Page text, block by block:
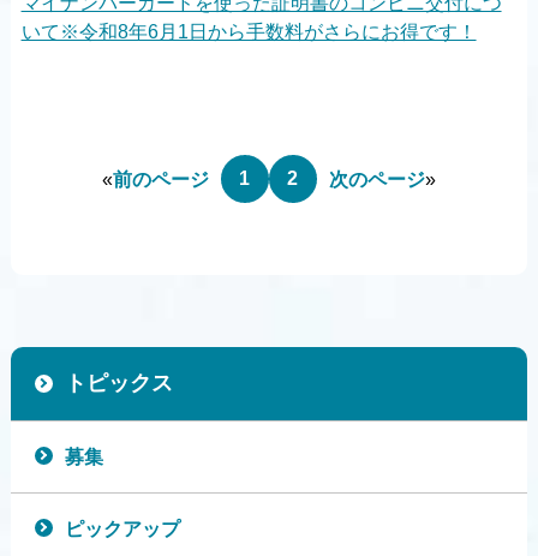
いて※令和8年6月1日から手数料がさらにお得です！
«前のページ 1 2 次のページ»
トピックス
募集
ピックアップ